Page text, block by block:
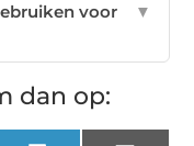
voor
▼
dan op: